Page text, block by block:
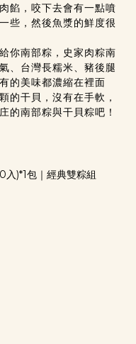
餡，咬下去會有一點噴
些，然後魚漿的鮮度很
你南部粽，史家肉粽南
、台灣長糯米、豬後腿
的美味都濃縮在裡面
的干貝，沒有在手軟，
的南部粽與干貝粽吧！